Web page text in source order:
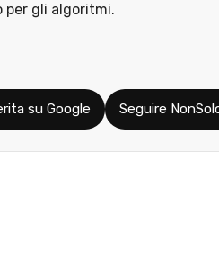
per gli algoritmi.
su Google Seguire